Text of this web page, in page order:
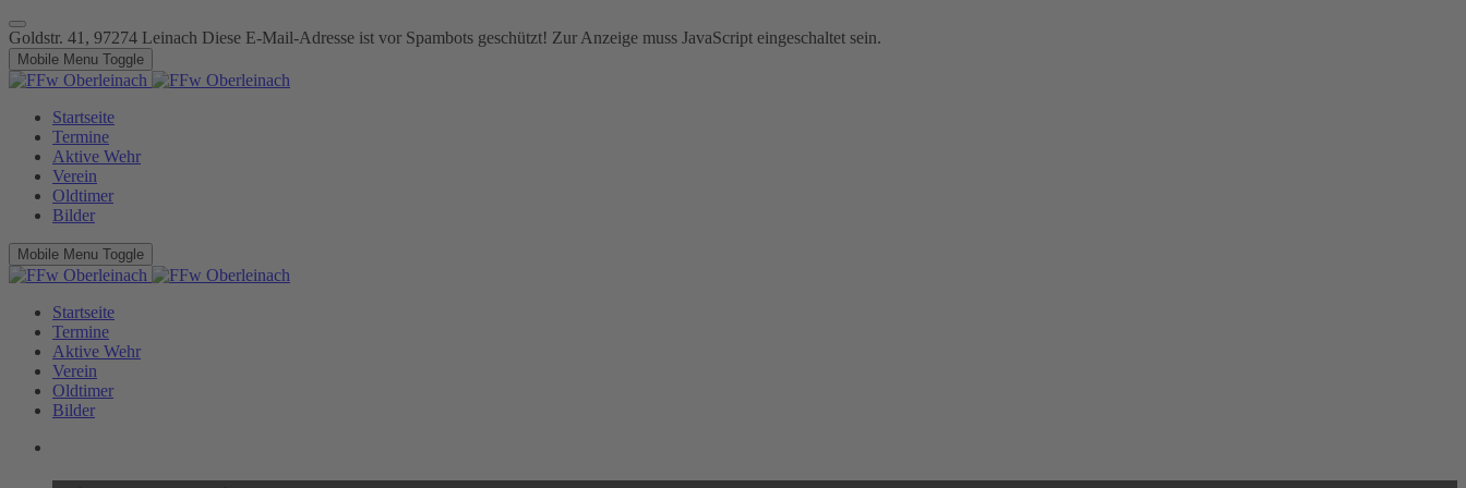
Goldstr. 41, 97274 Leinach Diese E-Mail-Adresse ist vor Spambots geschützt! Zur Anzeige muss JavaScript eingeschaltet sein.
Mobile Menu Toggle
Startseite
Termine
Aktive Wehr
Verein
Oldtimer
Bilder
Mobile Menu Toggle
Startseite
Termine
Aktive Wehr
Verein
Oldtimer
Bilder